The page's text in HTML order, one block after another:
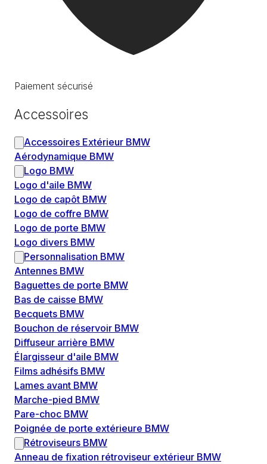
Paiement sécurisé
Accessoires
Accessoires Extérieur BMW
Aérodynamique BMW
Logo BMW
Logo d'aile BMW
Logo de capôt BMW
Logo de coffre BMW
Logo de porte BMW
Logo divers BMW
Personnalisation BMW
Antennes BMW
Baguettes de porte BMW
Bas de caisse BMW
Becquets BMW
Bouchon de réservoir BMW
Diffuseur arrière BMW
Élargisseur d'aile BMW
Films adhésifs BMW
Lames avant BMW
Marche-pied BMW
Pare-choc BMW
Poignée de porte extérieure BMW
Rétroviseurs BMW
Anneau de fixation rétroviseur extérieur BMW